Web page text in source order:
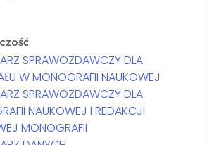
SPRAWOZDAWCZY DLA
W MONOGRAFII NAUKOWEJ
SPRAWOZDAWCZY DLA
NAUKOWEJ I REDAKCJI
MONOGRAFII